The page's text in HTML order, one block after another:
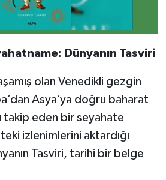
Dünyanın Tasviri
olan Venedikli gezgin
Asya’ya doğru baharat
takip eden bir seyahate
izlenimlerini aktardığı
Tasviri, tarihi bir belge